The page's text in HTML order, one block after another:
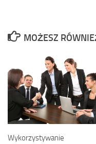
MOŻESZ
Wykorzystywanie